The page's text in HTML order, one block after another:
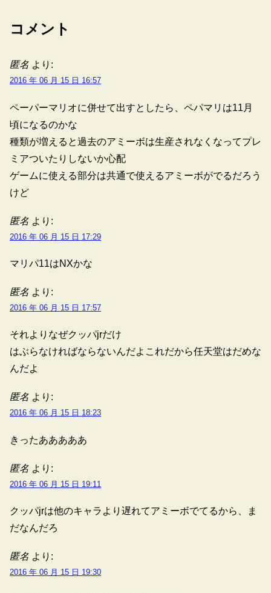
コメント
匿名 より:
2016 年 06 月 15 日 16:57
ペーパーマリオに併せて出すとしたら、ペパマリは11月
頃になるのかな
種類が増えると過去のアミーボは生産されなくなってプレ
ミアついたりしないか心配
ゲームに使える部分は共通で使えるアミーボがでるだろう
けど
匿名 より:
2016 年 06 月 15 日 17:29
マリパ11はNXかな
匿名 より:
2016 年 06 月 15 日 17:57
それよりなぜクッパjrだけ
はぶらなければならないんだよこれだから任天堂はだめな
んだよ
匿名 より:
2016 年 06 月 15 日 18:23
きったあああああ
匿名 より:
2016 年 06 月 15 日 19:11
クッパjrは他のキャラより遅れてアミーボでてるから、ま
だなんだろ
匿名 より:
2016 年 06 月 15 日 19:30